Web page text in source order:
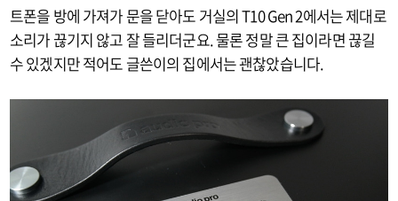
트폰을 방에 가져가 문을 닫아도 거실의 T10 Gen 2에서는 제대로
소리가 끊기지 않고 잘 들리더군요. 물론 정말 큰 집이라면 끊길
수 있겠지만 적어도 글쓴이의 집에서는 괜찮았습니다.